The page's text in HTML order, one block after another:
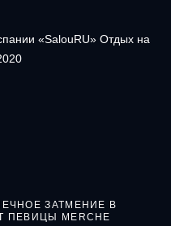
«SalouRU» Отдых на
ЗАТМЕНИЕ В
MERCHE